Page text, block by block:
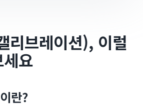
리브레이션), 이럴
요
란?